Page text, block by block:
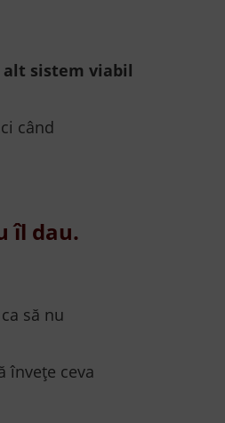
alt sistem viabil
când
îl dau.
să nu
învețe ceva